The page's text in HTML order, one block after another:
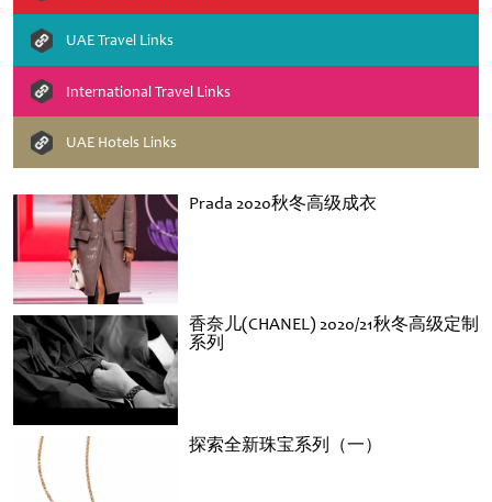
Prada 2020秋冬高级成衣
香奈儿(CHANEL) 2020/21秋冬高级定制
系列
探索全新珠宝系列（一）
UAE Travel Links
International Travel Links
UAE Hotels Links